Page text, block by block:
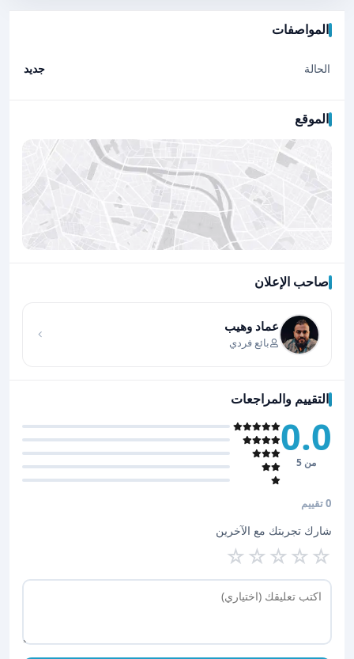
المواصفات
الحالة جديد
الموقع
صاحب الإعلان
عماد وهيب
بائع فردي
التقييم والمراجعات
0.0
من 5
0 تقييم
شارك تجربتك مع الآخرين
☆
☆
☆
☆
☆